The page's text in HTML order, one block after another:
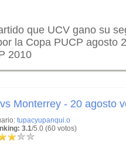
que UCV gano su
la Copa PUCP agosto
2010
Monterrey - 20 agosto
tupacyupanqui.o
3.1/5.0 (60 votos)